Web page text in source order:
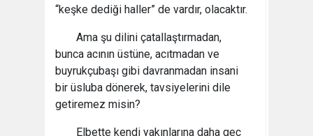
“keşke dediği haller” de vardır, olacaktır.
Ama şu dilini çatallaştırmadan,
bunca acının üstüne, acıtmadan ve
buyrukçubaşı gibi davranmadan insani
bir üsluba dönerek, tavsiyelerini dile
getiremez misin?
Elbette kendi yakınlarına daha geç